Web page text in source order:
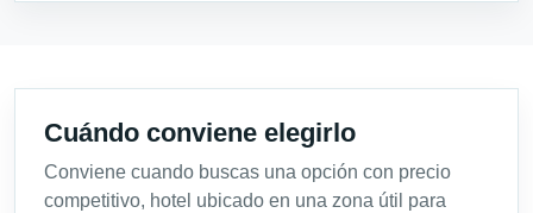
Cuándo conviene elegirlo
Conviene cuando buscas una opción con precio
competitivo, hotel ubicado en una zona útil para